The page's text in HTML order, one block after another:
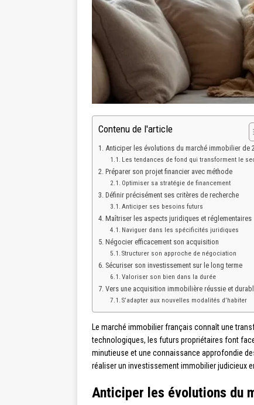
Contenu de l'article
Anticiper les évolutions du marché immobilier de
Les tendances de fond qui transforment le
Préparer son projet financier avec méthode
Optimiser sa stratégie de financement
Définir précisément ses critères de recherche
Anticiper ses besoins futurs
Maîtriser les aspects juridiques et réglementaires
Naviguer dans les spécificités juridiques
Négocier efficacement son acquisition
Structurer son approche de négociation
Sécuriser son investissement sur le long terme
Valoriser son bien dans la durée
Vers une acquisition immobilière réussie et
S’adapter aux nouvelles modalités d’habiter
Le marché immobilier français connaît une
technologiques, les futurs propriétaires font
minutieuse et une connaissance approfondie
réaliser un investissement immobilier judicieux
Anticiper les évolutions du